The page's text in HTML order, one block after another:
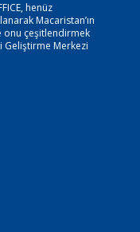
henüz
Macaristan’ın
onu çeşitlendirmek
Geliştirme Merkezi